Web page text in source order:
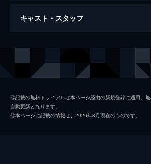
アクト・オブ・キリング
キャスト・スタッフ
シーネ・ビ
◎記載の無料トライアルは本ページ経由の新規登録に適用。
自動更新となります。
◎本ページに記載の情報は、2026年8月現在のものです。